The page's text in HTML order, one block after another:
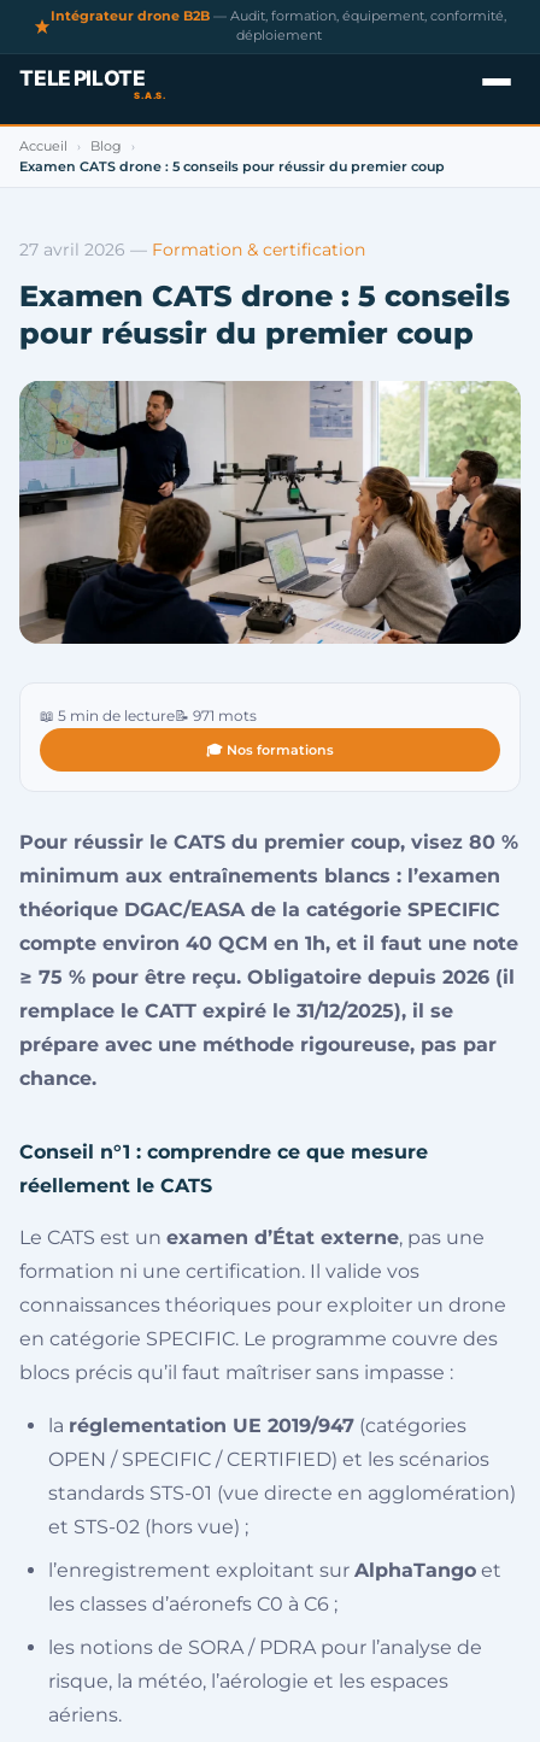
Intégrateur drone B2B — Audit, formation, équipement, conformité,
déploiement
Accueil › Blog ›
Examen CATS drone : 5 conseils pour réussir du premier coup
27 avril 2026 — Formation & certification
Examen CATS drone : 5 conseils
pour réussir du premier coup
📖 5 min de lecture📝 971 mots
🎓 Nos formations
Pour réussir le CATS du premier coup, visez 80 %
minimum aux entraînements blancs : l’examen
théorique DGAC/EASA de la catégorie SPECIFIC
compte environ 40 QCM en 1h, et il faut une note
≥ 75 % pour être reçu. Obligatoire depuis 2026 (il
remplace le CATT expiré le 31/12/2025), il se
prépare avec une méthode rigoureuse, pas par
chance.
Conseil n°1 : comprendre ce que mesure
réellement le CATS
Le CATS est un examen d’État externe, pas une
formation ni une certification. Il valide vos
connaissances théoriques pour exploiter un drone
en catégorie SPECIFIC. Le programme couvre des
blocs précis qu’il faut maîtriser sans impasse :
la réglementation UE 2019/947 (catégories
OPEN / SPECIFIC / CERTIFIED) et les scénarios
standards STS-01 (vue directe en agglomération)
et STS-02 (hors vue) ;
l’enregistrement exploitant sur AlphaTango et
les classes d’aéronefs C0 à C6 ;
les notions de SORA / PDRA pour l’analyse de
risque, la météo, l’aérologie et les espaces
aériens.